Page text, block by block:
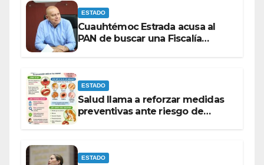
ESTADO
Cuauhtémoc Estrada acusa al
PAN de buscar una Fiscalía
ESTADO
Salud llama a reforzar medidas
preventivas ante riesgo de
ESTADO